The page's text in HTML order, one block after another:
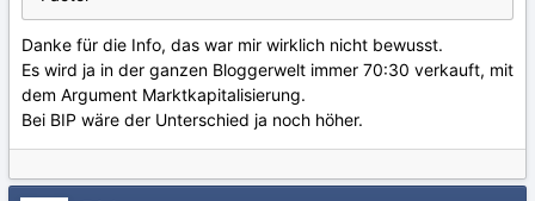
Danke für die Info, das war mir wirklich nicht bewusst.
Es wird ja in der ganzen Bloggerwelt immer 70:30 verkauft, mit
dem Argument Marktkapitalisierung.
Bei BIP wäre der Unterschied ja noch höher.